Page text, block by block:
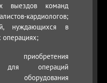
выездов команд
кардиологов;
нуждающихся в
операциях;
приобретения
для операций
оборудования